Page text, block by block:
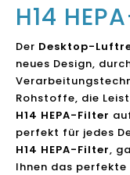
H14
Der Desktop-
neues Design,
Rohstoffe, die
H14 HEPA-Filter
perfekt für jedes
H14 HEPA-Filter,
Ihnen das